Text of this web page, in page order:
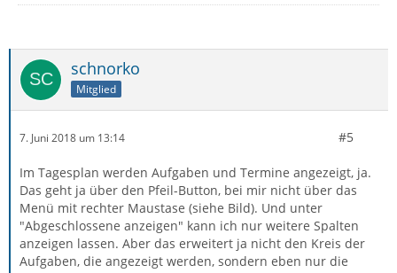
schnorko
Mitglied
7. Juni 2018 um 13:14 #5
Im Tagesplan werden Aufgaben und Termine angezeigt, ja.
Das geht ja über den Pfeil-Button, bei mir nicht über das
Menü mit rechter Maustase (siehe Bild). Und unter
"Abgeschlossene anzeigen" kann ich nur weitere Spalten
anzeigen lassen. Aber das erweitert ja nicht den Kreis der
Aufgaben, die angezeigt werden, sondern eben nur die